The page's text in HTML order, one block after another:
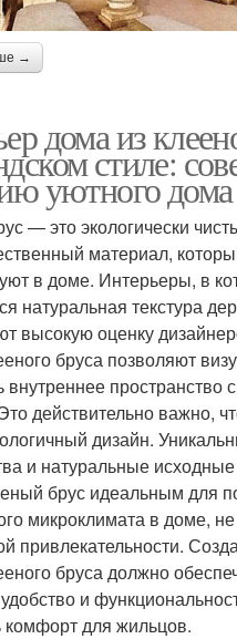
→
дома из
стиле:
уютного дома
— это экологически
материал,
в доме. Интерьеры, в
натуральная текстура
высокую оценку
бруса позволяют
внутреннее пространство
действительно важно,
дизайн.
и натуральные
брус идеальным для
микроклимата в доме,
привлекательности.
бруса должно
и
комфорт для жильцов.